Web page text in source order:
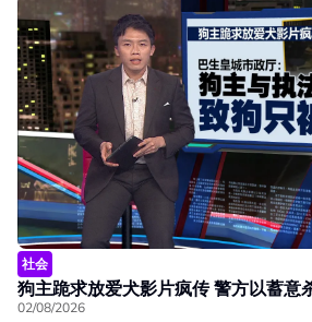
社会
狗主跪求放爱犬影片疯传 警方以蓄意
02/08/2026